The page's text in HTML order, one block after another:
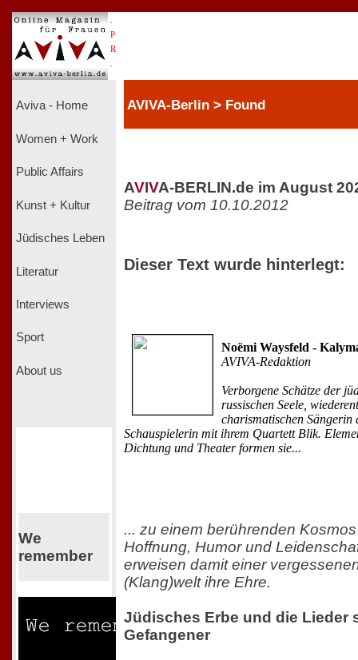
P
R
Aviva - Home
Women + Work
Public Affairs
Kunst + Kultur
Jüdisches Leben
Literatur
Interviews
Sport
About us
We
remember
AVIVA-Berlin > Found
AVIVA-BERLIN.de im August
Beitrag vom 10.10.2012
Dieser Text wurde hinterlegt:
Noëmi Waysfeld -
AVIVA-Redaktion
Verborgene Schätze der
russischen Seele,
charismatischen Sängerin
Schauspielerin mit ihrem Quartett Blik.
Dichtung und Theater formen sie...
... zu einem berührenden
Hoffnung, Humor und
erweisen damit einer
(Klang)welt ihre Ehre.
Jüdisches Erbe und die Lieder
Gefangener